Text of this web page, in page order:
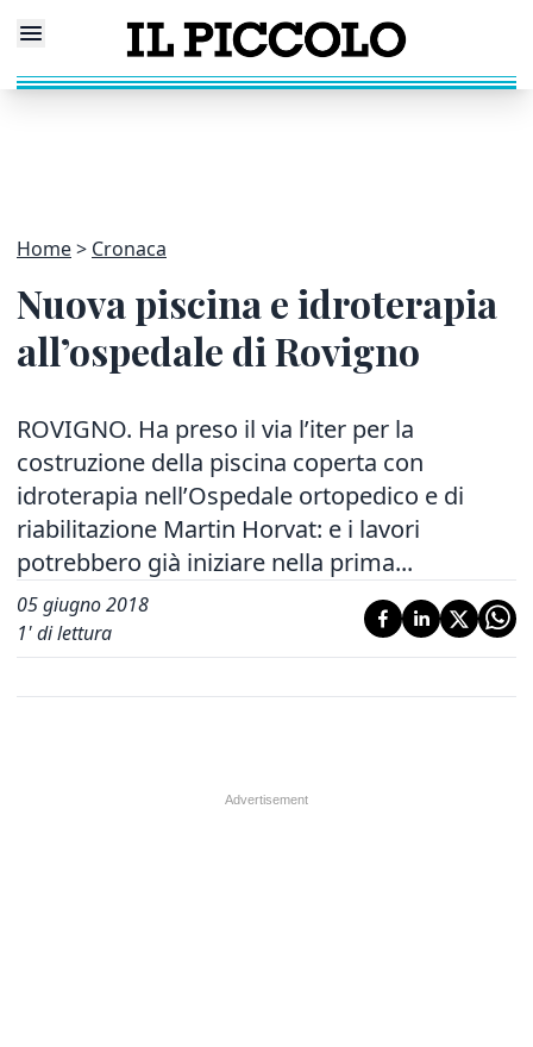
Home Cronaca
Nuova piscina e idroterapia
all’ospedale di Rovigno
ROVIGNO. Ha preso il via l’iter per la
costruzione della piscina coperta con
idroterapia nell’Ospedale ortopedico e di
riabilitazione Martin Horvat: e i lavori
potrebbero già iniziare nella prima...
05 giugno 2018
1' di lettura